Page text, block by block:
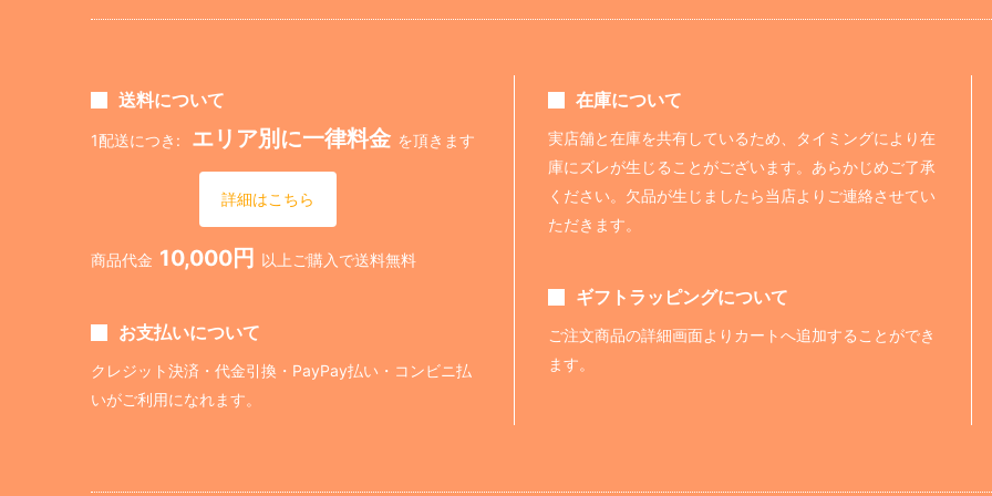
送料について
1配送につき: エリア別に一律料金 を頂きます
詳細はこちら
商品代金 10,000円 以上ご購入で送料無料
お支払いについて
クレジット決済・代金引換・PayPay払い・コンビニ払
いがご利用になれます。
在庫について
実店舗と在庫を共有しているため、タイミングにより在
庫にズレが生じることがございます。あらかじめご了承
ください。欠品が生じましたら当店よりご連絡させてい
ただきます。
ギフトラッピングについて
ご注文商品の詳細画面よりカートへ追加することができ
ます。